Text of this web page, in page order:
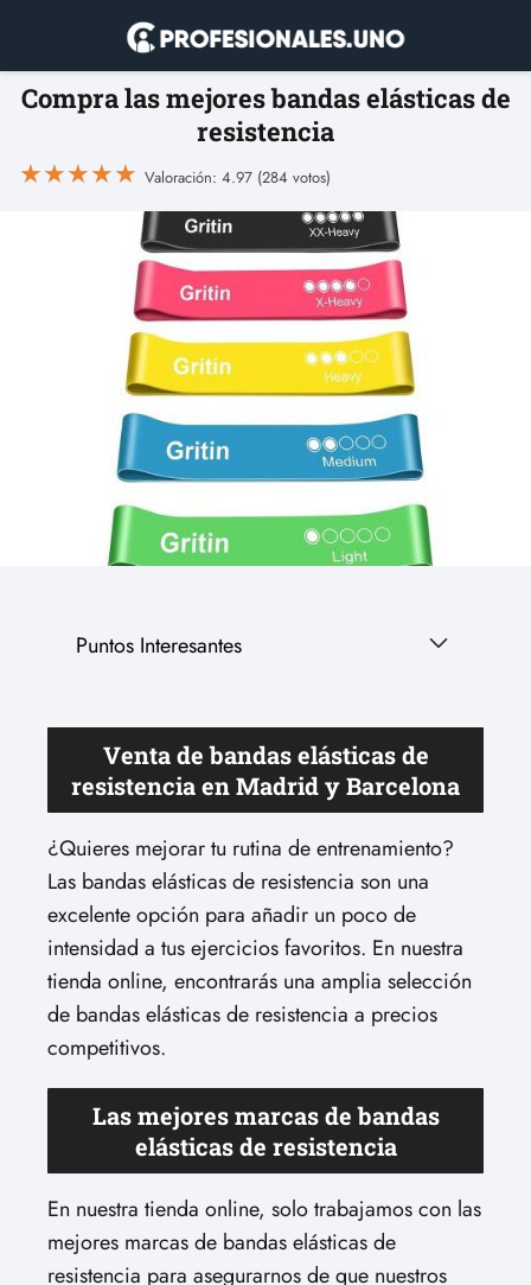
Compra las mejores bandas elásticas de
resistencia
★★★★★ Valoración: 4.97 (284 votos)
Puntos Interesantes
Venta de bandas elásticas de
resistencia en Madrid y Barcelona
¿Quieres mejorar tu rutina de entrenamiento?
Las bandas elásticas de resistencia son una
excelente opción para añadir un poco de
intensidad a tus ejercicios favoritos. En nuestra
tienda online, encontrarás una amplia selección
de bandas elásticas de resistencia a precios
competitivos.
Las mejores marcas de bandas
elásticas de resistencia
En nuestra tienda online, solo trabajamos con las
mejores marcas de bandas elásticas de
resistencia para asegurarnos de que nuestros